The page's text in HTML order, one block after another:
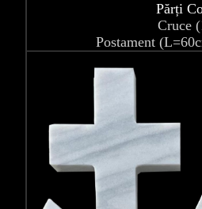
Părți
Cruce
Postament